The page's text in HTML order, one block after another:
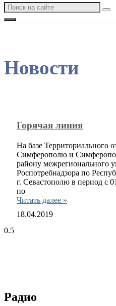
Новости
Горячая линия
На базе Территориального
Симферополю и
району межрегионального
Роспотребнадзора по
г. Севастополю в период с
по
Читать далее »
18.04.2019
Радио